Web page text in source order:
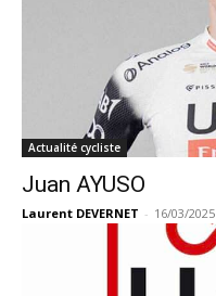
Actualité cycliste
Juan AYUSO
Laurent DEVERNET - 16/03/2025